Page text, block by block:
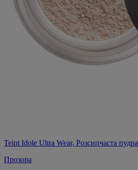
Teint Idole Ultra Wear, Розсипчаста пудра
Прозора